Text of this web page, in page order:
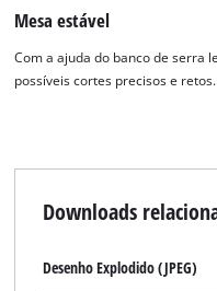
Mesa estável
Com a ajuda do banco de serra
possíveis cortes precisos e retos.
Downloads
Desenho Explodido (JPEG)